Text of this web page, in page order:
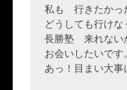
私も 行きたかっ
どうしても行けな
長勝塾 来れない
お会いしたいです。
あっ！目まい大事